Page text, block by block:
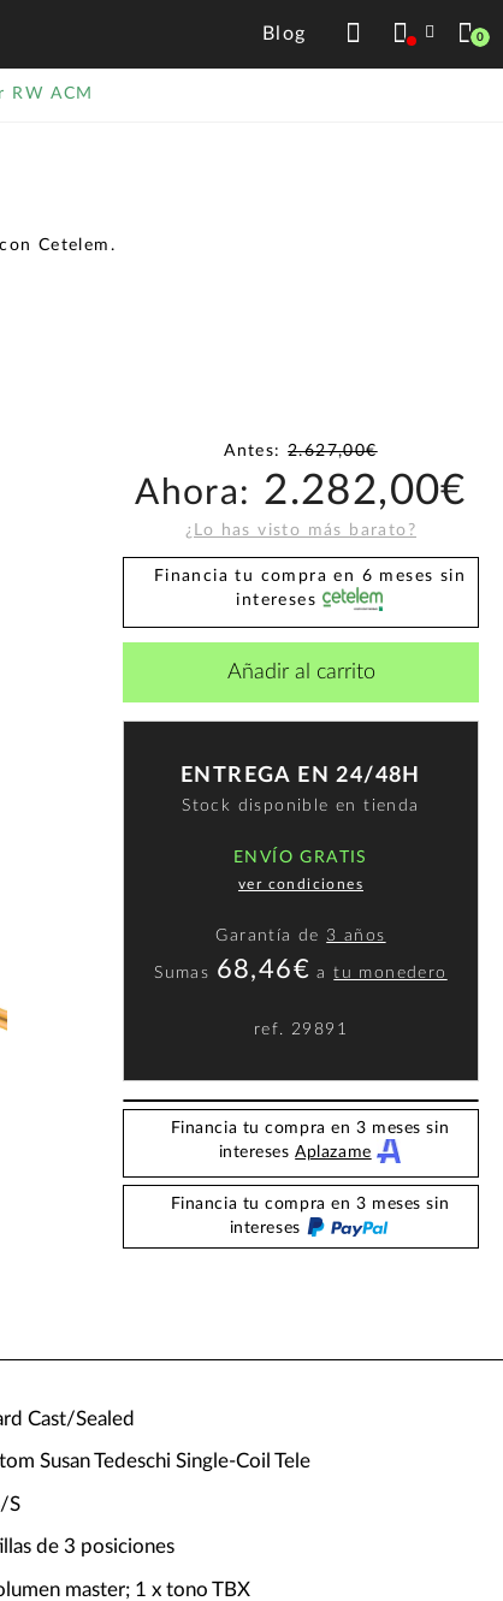
Blog 0
RW ACM
con Cetelem.
Antes:2.627,00€
Ahora: 2.282,00€
¿Lo has visto más barato?
Financia tu compra en 6 meses sin
intereses
Añadir al carrito
ENTREGA EN 24/48H
Stock disponible en tienda
ENVÍO GRATIS
ver condiciones
Garantía de 3 años
Sumas 68,46€ atu monedero
ref. 29891
Financia tu compra en 3 meses sin
interesesAplazame
Financia tu compra en 3 meses sin
intereses
Cast/Sealed
Susan Tedeschi Single-Coil Tele
S
de 3 posiciones
master; 1 x tono TBX